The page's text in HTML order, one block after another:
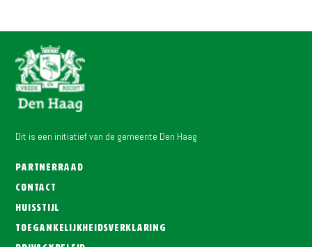
Dit is een initiatief van de gemeente Den Haag
Partnerraad
Contact
Huisstijl
Toegankelijkheidsverklaring